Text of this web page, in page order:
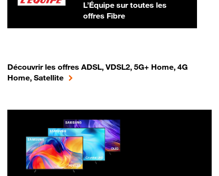
L’Équipe sur toutes les
offres Fibre
Découvrir les offres ADSL, VDSL2, 5G+ Home, 4G
Home, Satellite